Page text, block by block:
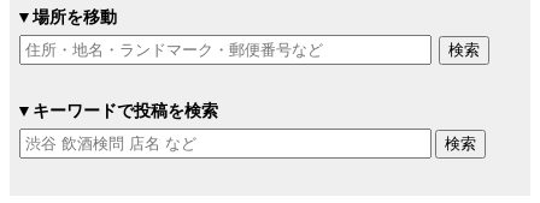
▼場所を移動
▼キーワードで投稿を検索